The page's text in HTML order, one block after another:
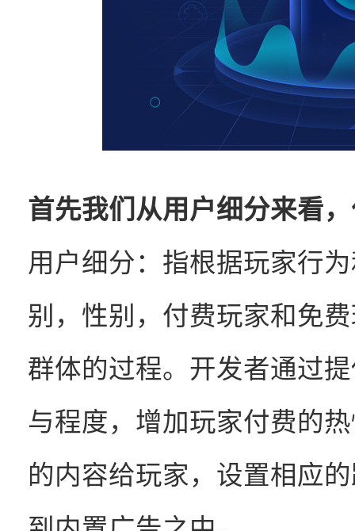
首先我们从用户细分来看
用户细分：指根据玩家行
别，性别，付费玩家和免
群体的过程。开发者通过
与程度，增加玩家付费的
的内容给玩家，设置相应